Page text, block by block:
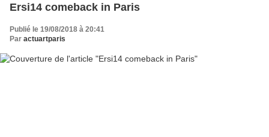
Ersi14 comeback in Paris
Publié le 19/08/2018 à 20:41
Par actuartparis